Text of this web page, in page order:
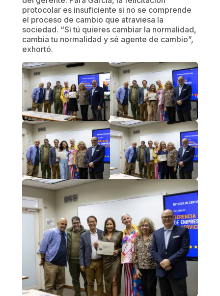
protocolar es insuficiente si no se comprende
el proceso de cambio que atraviesa la
sociedad. “Si tú quieres cambiar la normalidad,
cambia tu normalidad y sé agente de cambio”,
exhortó.